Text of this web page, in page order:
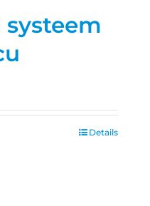
systeem
Details